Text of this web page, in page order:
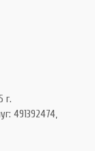
г.
491392474,